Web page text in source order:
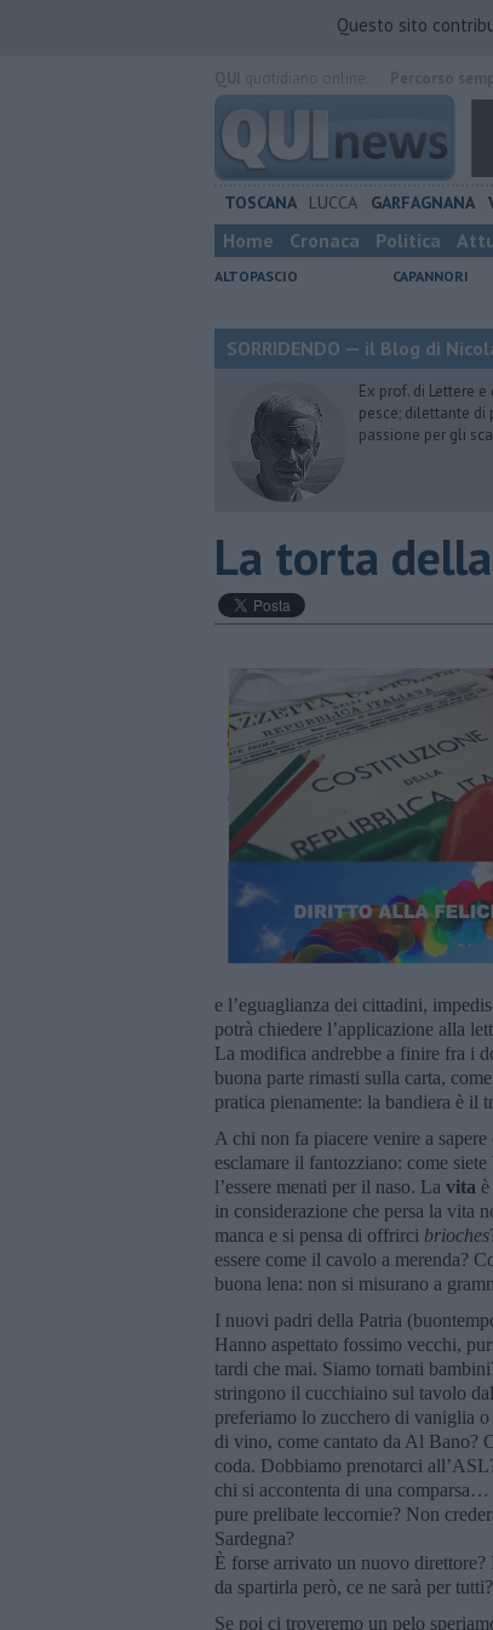
Questo sito
TOSCANA LUCCA GARFAGNANA
Home Cronaca Politica
ALTOPASCIO CAPANNORI
SORRIDENDO — il Blog di
Ex prof. di Lettere
pesce; dilettante
passione per gli
La torta
e l’eguaglianza dei cittadini,
potrà chiedere l’applicazione alla
La modifica andrebbe a finire fra i
buona parte rimasti sulla carta,
pratica pienamente: la bandiera è il
A chi non fa piacere venire a
esclamare il fantozziano: come
l’essere menati per il naso. La vita
in considerazione che persa la vita
manca e si pensa di offrirci brioches
essere come il cavolo a merenda?
buona lena: non si misurano a
I nuovi padri della Patria
Hanno aspettato fossimo vecchi,
tardi che mai. Siamo tornati
stringono il cucchiaino sul tavolo
preferiamo lo zucchero di vaniglia
di vino, come cantato da Al Bano?
coda. Dobbiamo prenotarci
chi si accontenta di una
pure prelibate leccornie? Non
Sardegna?
È forse arrivato un nuovo direttore?
da spartirla però, ce ne sarà per tutti?
Se poi ci troveremo un pelo